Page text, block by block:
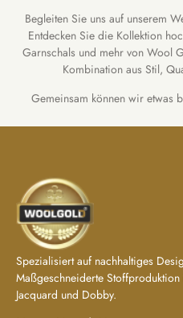
Begleiten Sie uns auf unserem
Entdecken Sie die Kollektion
Garnschals und mehr von Wool
Kombination aus Stil,
Gemeinsam können wir etwas
Spezialisiert auf nachhaltiges
Maßgeschneiderte
Jacquard und Dobby.